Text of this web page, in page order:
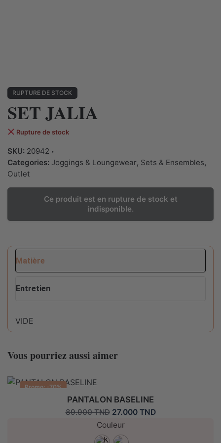
RUPTURE DE STOCK
SET JALIA
Rupture de stock
SKU: 20942
Categories: Joggings & Loungewear, Sets & Ensembles,
Outlet
Ce produit est en rupture de stock et
indisponible.
Matière
Entretien
VIDE
Conseils d'entretien pour ce produit :
Ne pas sécher en machine
Lavable en machine max 30°C fragile
Eau de javel interdite
Vous pourriez aussi aimer
Promo: -70%
PANTALON BASELINE
89.900TND Le
prix
initial
27.000 TNDLe
Couleur